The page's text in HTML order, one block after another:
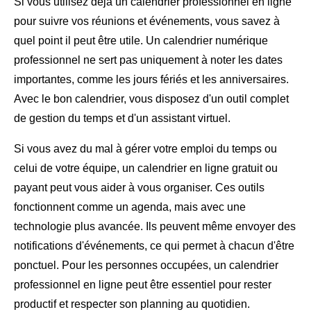
pour suivre vos réunions et événements, vous savez à
quel point il peut être utile. Un calendrier numérique
professionnel ne sert pas uniquement à noter les dates
importantes, comme les jours fériés et les anniversaires.
Avec le bon calendrier, vous disposez d'un outil complet
de gestion du temps et d'un assistant virtuel.
Si vous avez du mal à gérer votre emploi du temps ou
celui de votre équipe, un calendrier en ligne gratuit ou
payant peut vous aider à vous organiser. Ces outils
fonctionnent comme un agenda, mais avec une
technologie plus avancée. Ils peuvent même envoyer des
notifications d'événements, ce qui permet à chacun d'être
ponctuel. Pour les personnes occupées, un calendrier
professionnel en ligne peut être essentiel pour rester
productif et respecter son planning au quotidien.